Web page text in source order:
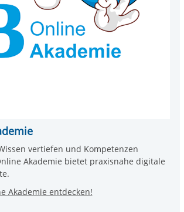
vertiefen und Kompetenzen
Akademie bietet praxisnahe digitale
Akademie entdecken!